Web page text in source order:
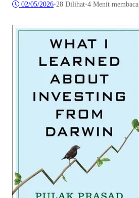
02/05/2026•28 Dilihat•4 Menit membaca